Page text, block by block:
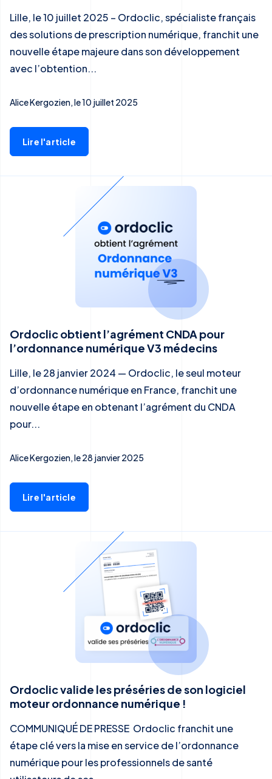
Lille, le 10 juillet 2025 – Ordoclic, spécialiste français
des solutions de prescription numérique, franchit une
nouvelle étape majeure dans son développement
avec l’obtention...
Alice Kergozien, le 10 juillet 2025
Lire l'article
Ordoclic obtient l’agrément CNDA pour
l’ordonnance numérique V3 médecins
Lille, le 28 janvier 2024 — Ordoclic, le seul moteur
d’ordonnance numérique en France, franchit une
nouvelle étape en obtenant l’agrément du CNDA
pour...
Alice Kergozien, le 28 janvier 2025
Lire l'article
Ordoclic valide les préséries de son logiciel
moteur ordonnance numérique !
COMMUNIQUÉ DE PRESSE Ordoclic franchit une
étape clé vers la mise en service de l’ordonnance
numérique pour les professionnels de santé